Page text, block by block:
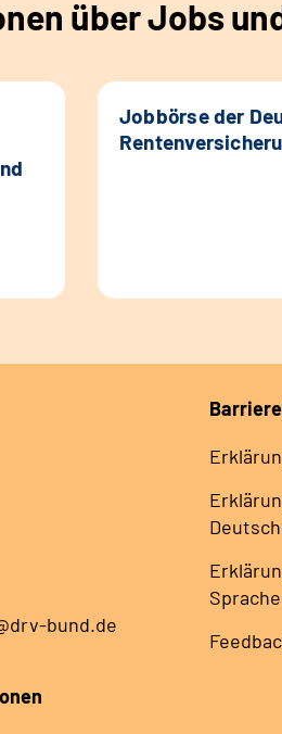
über Jobs
Jobbörse der
bund.de
Sprache